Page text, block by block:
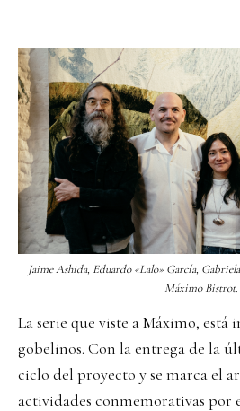
Jaime Ashida, Eduardo «Lalo» García,
Máximo Bistrot.
La serie que viste a Máximo,
gobelinos. Con la entrega de la
ciclo del proyecto y se marca el
actividades conmemorativas por